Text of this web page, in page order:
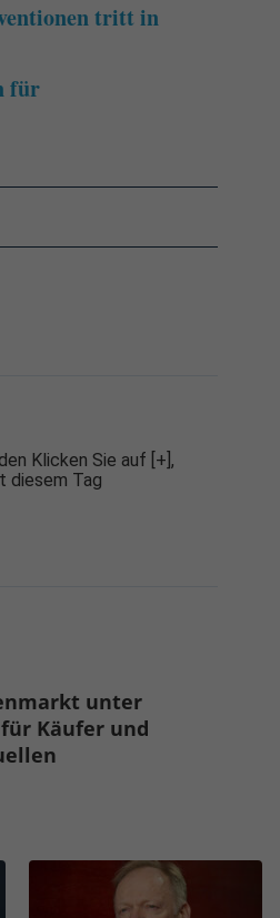
tritt in
für
Klicken Sie auf [+],
diesem Tag
unter
Käufer und